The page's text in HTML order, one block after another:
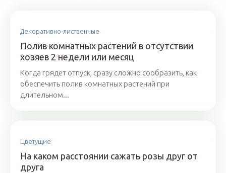
Декоративно-лиственные
Полив комнатных растений в отсутствии
хозяев 2 недели или месяц
Когда грядет отпуск, сразу сложно сообразить, как
обеспечить полив комнатных растений при
длительном...
Цветущие
На каком расстоянии сажать розы друг от
друга